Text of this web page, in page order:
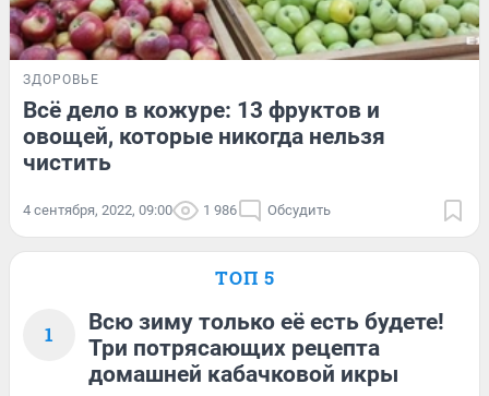
ЗДОРОВЬЕ
Всё дело в кожуре: 13 фруктов и
овощей, которые никогда нельзя
чистить
4 сентября, 2022, 09:00 1 986 Обсудить
ТОП 5
1
Всю зиму только её есть будете!
Три потрясающих рецепта
домашней кабачковой икры